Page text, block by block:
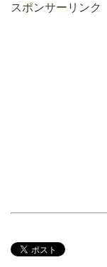
スポンサーリンク